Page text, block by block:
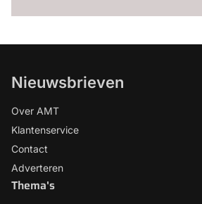
Nieuwsbrieven
Over AMT
Klantenservice
Contact
Adverteren
Thema's